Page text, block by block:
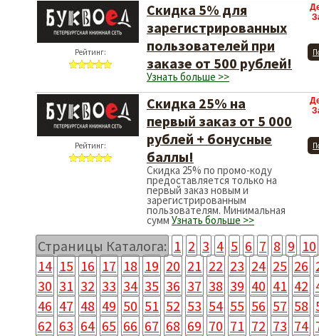
Рейтинг:
Скидка 5% для
зарегистрированных
пользователей при
заказе от 500 рублей!
Узнать больше >>
Рейтинг:
Скидка 25% на
первый заказ от 5 000
рублей + бонусные
баллы!
Скидка 25% по промо-коду
предоставляется только на
первый заказ новым и
зарегистрированным
пользователям. Минимальная
сумм Узнать больше >>
Страницы Каталога: 1 2 3 4 5 6 7 8 9 10
14 15 16 17 18 19 20 21 22 23 24 25 26
30 31 32 33 34 35 36 37 38 39 40 41 42
46 47 48 49 50 51 52 53 54 55 56 57 58
62 63 64 65 66 67 68 69 70 71 72 73 74